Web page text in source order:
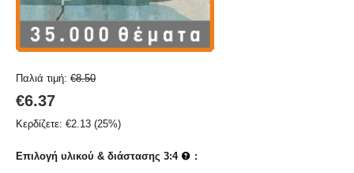
Παλιά τιμή: €8.50
€6.37
Κερδίζετε: €2.13 (25%)
Επιλογή υλικού & διάστασης 3:4 :